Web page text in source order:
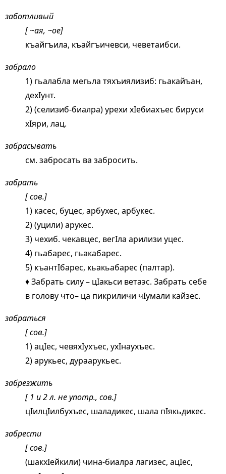
заботливый
[ ~ая, ~ое]
къайгъила, къайгъичевси, чеветаибси.
забрало
1) гьалабла мегьла тяхъиялизиб: гьакайъан,
дехIунт.
2) (селизиб-биалра) урехи хIебиахъес бируси
хIяри, лац.
забрасывать
см. забросать ва забросить.
забрать
[ сов.]
1) касес, буцес, арбухес, арбукес.
2) (уцили) арукес.
3) чехиб. чекавцес, вегIла арилизи уцес.
4) гьабарес, гьакабарес.
5) къантIбарес, кьакьабарес (палтар).
♦ Забрать силу – цIакьси ветаэс. Забрать себе
в голову что– ца пикриличи чIумали кайзес.
забраться
[ сов.]
1) ацIес, чевяхIухъес, ухIнаухъес.
2) арукьес, дураарукьес.
забрезжить
[ 1 и 2 л. не употр., сов.]
цIилцIилбухъес, шаладикес, шала пIякьдикес.
забрести
[ сов.]
(шакхIейкили) чина-биалра лагизес, ацIес,